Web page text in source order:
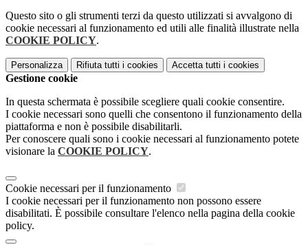
Questo sito o gli strumenti terzi da questo utilizzati si avvalgono di
cookie necessari al funzionamento ed utili alle finalità illustrate nella
COOKIE POLICY.
Personalizza Rifiuta tutti i cookies Accetta tutti i cookies
Gestione cookie
In questa schermata è possibile scegliere quali cookie consentire.
I cookie necessari sono quelli che consentono il funzionamento della
piattaforma e non è possibile disabilitarli.
Per conoscere quali sono i cookie necessari al funzionamento potete
visionare la COOKIE POLICY.
Cookie necessari per il funzionamento
I cookie necessari per il funzionamento non possono essere
disabilitati. È possibile consultare l'elenco nella pagina della cookie
policy.